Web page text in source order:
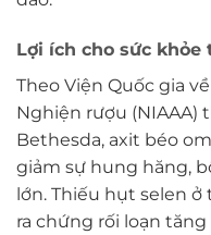
Lợi ích cho sức khỏe
Theo Viện Quốc gia
Nghiện rượu (NIAAA)
Bethesda, axit béo
giảm sự hung hăng,
lớn. Thiếu hụt selen
ra chứng rối loạn